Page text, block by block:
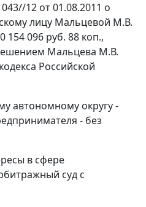
12 от 01.08.2011 о
лицу Мальцевой М.В.
096 руб. 88 коп.,
Мальцева М.В.
Российской
автономному округу -
- без
в сфере
суд с